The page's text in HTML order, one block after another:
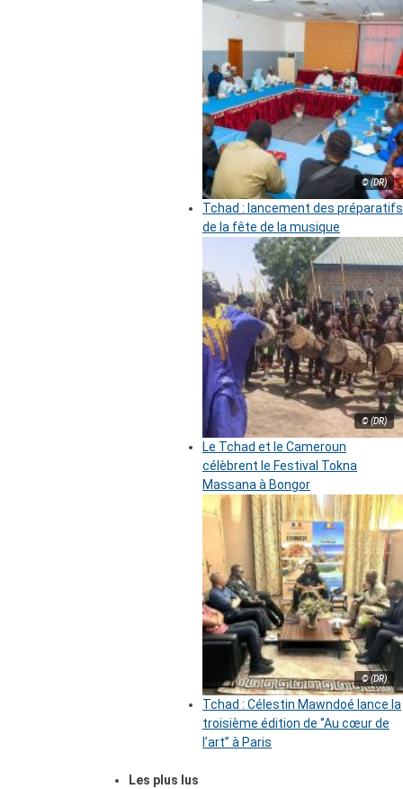
© (DR)
Tchad : lancement des préparatifs
de la fête de la musique
© (DR)
Le Tchad et le Cameroun
célèbrent le Festival Tokna
Massana à Bongor
© (DR)
Tchad : Célestin Mawndoé lance la
troisième édition de ‘’Au cœur de
l’art’’ à Paris
Les plus lus